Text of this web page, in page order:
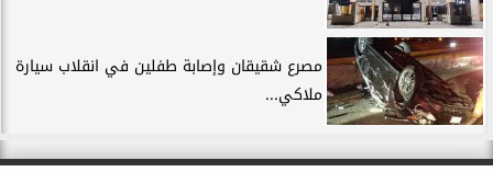
مصرع شقيقان وإصابة طفلين في انقلاب سيارة
ملاكي...